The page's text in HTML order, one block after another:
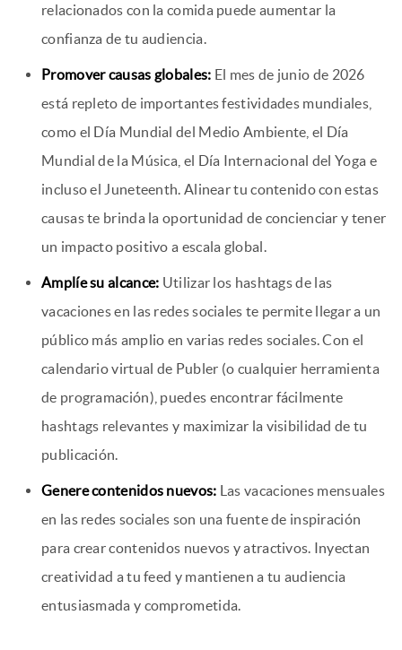
relacionados con la comida puede aumentar la
confianza de tu audiencia.
Promover causas globales: El mes de junio de 2026
está repleto de importantes festividades mundiales,
como el Día Mundial del Medio Ambiente, el Día
Mundial de la Música, el Día Internacional del Yoga e
incluso el Juneteenth. Alinear tu contenido con estas
causas te brinda la oportunidad de concienciar y tener
un impacto positivo a escala global.
Amplíe su alcance: Utilizar los hashtags de las
vacaciones en las redes sociales te permite llegar a un
público más amplio en varias redes sociales. Con el
calendario virtual de Publer (o cualquier herramienta
de programación), puedes encontrar fácilmente
hashtags relevantes y maximizar la visibilidad de tu
publicación.
Genere contenidos nuevos: Las vacaciones mensuales
en las redes sociales son una fuente de inspiración
para crear contenidos nuevos y atractivos. Inyectan
creatividad a tu feed y mantienen a tu audiencia
entusiasmada y comprometida.